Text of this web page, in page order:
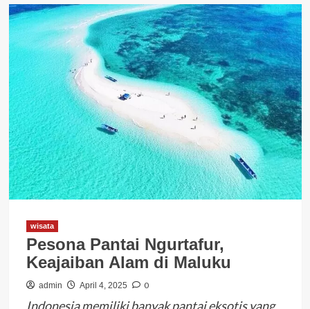
wisata
Pesona Pantai Ngurtafur,
Keajaiban Alam di Maluku
admin April 4, 2025 0
Indonesia memiliki banyak pantai eksotis yang